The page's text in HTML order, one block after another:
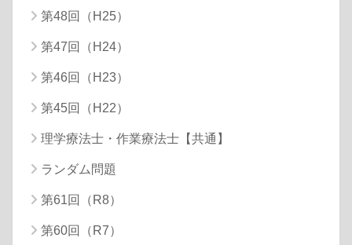
第48回（H25）
第47回（H24）
第46回（H23）
第45回（H22）
理学療法士・作業療法士【共通】
ランダム問題
第61回（R8）
第60回（R7）